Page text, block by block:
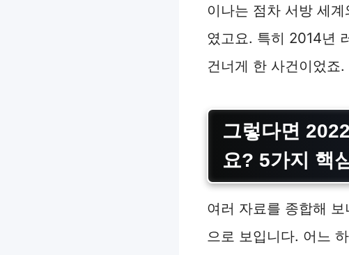
이나는 점차 서방 세
였고요. 특히 2014년
건너게 한 사건이었죠.
그렇다면
요? 5가지 핵
여러 자료를 종합해
으로 보입니다. 어느